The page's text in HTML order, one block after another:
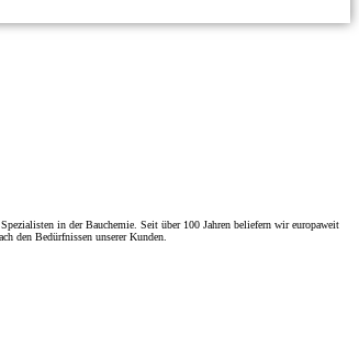
in der Bauchemie. Seit über 100 Jahren beliefern wir europaweit
den Bedürfnissen unserer Kunden.